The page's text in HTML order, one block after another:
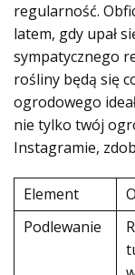
regularność.
latem, gdy upał
sympatycznego
rośliny będą się
ogrodowego
nie tylko twój
Instagramie,
Element
Podlewanie